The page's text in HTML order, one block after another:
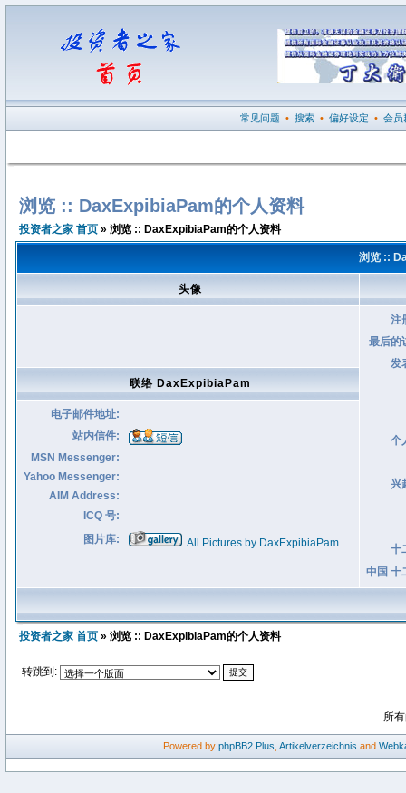
常见问题 • 搜索 • 偏好设定 • 会员
浏览 :: DaxExpibiaPam的个人资料
投资者之家 首页 » 浏览 :: DaxExpibiaPam的个人资料
浏览 ::
头像
注
最后的
发
个
兴
十
中国 十
联络 DaxExpibiaPam
电子邮件地址:
站内信件:
MSN Messenger:
Yahoo Messenger:
AIM Address:
ICQ 号:
图片库:
All Pictures by DaxExpibiaPam
投资者之家 首页 » 浏览 :: DaxExpibiaPam的个人资料
转跳到:
所
Powered by phpBB2 Plus Artikelverzeichnis and